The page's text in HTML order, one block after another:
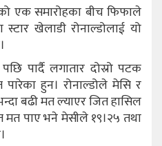
एक समारोहका बीच फिफाले
खेलाडी रोनाल्डोलाई यो
पार्दै लगातार दोस्रो पटक
पारेका हुन। रोनाल्डोले मेसि र
बढी मत ल्याएर जित हासिल
मत पाए भने मेसीले १९।२५ तथा